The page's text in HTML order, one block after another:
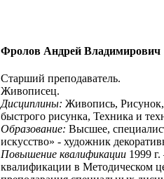
Фролов Андрей Владимирович
Старший преподаватель.
Живописец.
Дисциплины: Живопись,
быстрого рисунка, Техника и
Образование: Высшее,
искусство» - художник
Повышение квалификации 1999
квалификации в Методическом